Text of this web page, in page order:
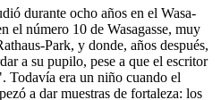
durante ocho años en el Wasa-
el número 10 de Wasagasse, muy
Park, y donde, años después,
a su pupilo, pese a que el escritor
era un niño cuando el
a dar muestras de fortaleza: los